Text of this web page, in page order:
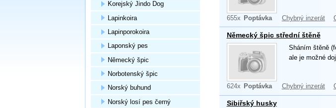
655x Poptávka Chybný inzerát
Německý špic střední štěně
Sháním štěně
ale je možné
624x Poptávka Chybný inzerát
Sibiřský husky
Korejský Jindo Dog
Lapinkoira
Lapinporokoira
Laponský pes
Německý špic
Norbotenský špic
Norský buhund
Norský losí pes černý